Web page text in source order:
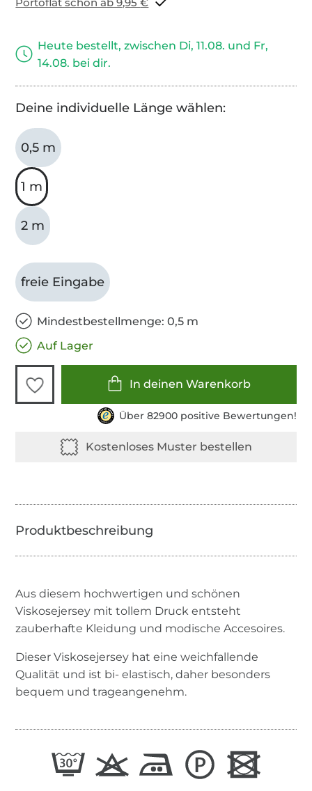
Heute bestellt, zwischen Di, 11.08. und Fr,
14.08. bei dir.
Deine individuelle Länge wählen:
0,5 m
1 m
2 m
freie Eingabe
Mindestbestellmenge: 0,5 m
Auf Lager
In deinen Warenkorb
Über 82900 positive Bewertungen!
Aus diesem hochwertigen und schönen
Viskosejersey mit tollem Druck entsteht
zauberhafte Kleidung und modische Accesoires.
Dieser Viskosejersey hat eine weichfallende
Qualität und ist bi- elastisch, daher besonders
bequem und trageangenehm.